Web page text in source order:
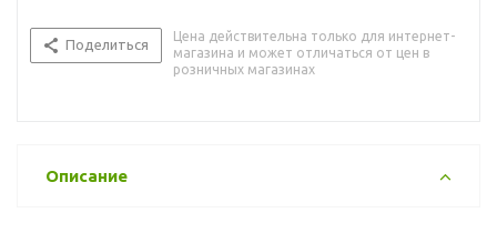
Поделиться
Цена действительна только для интернет-
магазина и может отличаться от цен в
розничных магазинах
Описание